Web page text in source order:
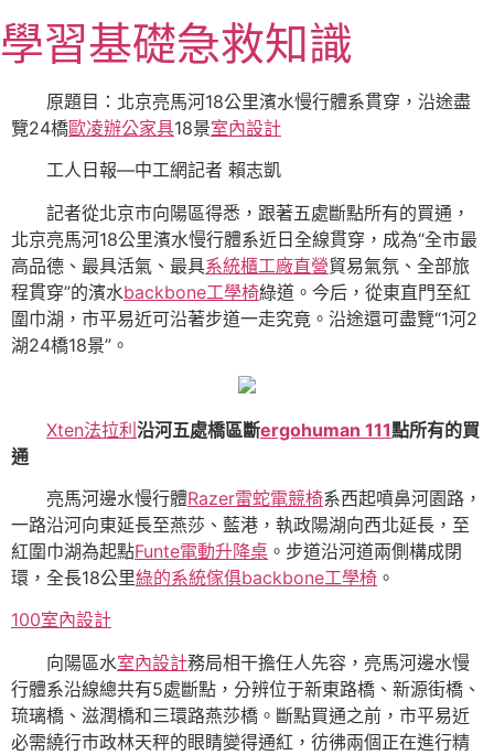
至
主
內
學習基礎急救知識
原題目：北京亮馬河18公里濱水慢行體系貫穿，沿途盡
覽24橋歐凌辦公家具18景室內設計
工人日報—中工網記者 賴志凱
記者從北京市向陽區得悉，跟著五處斷點所有的買通，
北京亮馬河18公里濱水慢行體系近日全線貫穿，成為“全市最
高品德、最具活氣、最具系統櫃工廠直營貿易氣氛、全部旅
程貫穿”的濱水backbone工學椅綠道。今后，從東直門至紅
圍巾湖，市平易近可沿著步道一走究竟。沿途還可盡覽“1河2
湖24橋18景”。
Xten法拉利沿河五處橋區斷ergohuman 111點所有的買
通
亮馬河邊水慢行體Razer雷蛇電競椅系西起噴鼻河園路，
一路沿河向東延長至燕莎、藍港，執政陽湖向西北延長，至
紅圍巾湖為起點Funte電動升降桌 。步道沿河道兩側構成閉
環，全長18公里綠的系統傢俱backbone工學椅 。
100室內設計
向陽區水室內設計務局相干擔任人先容，亮馬河邊水慢
行體系沿線總共有5處斷點，分辨位于新東路橋、新源街橋、
琉璃橋、滋潤橋和三環路燕莎橋。斷點買通之前，市平易近
必需繞行市政林天秤的眼睛變得通紅，彷彿兩個正在進行精